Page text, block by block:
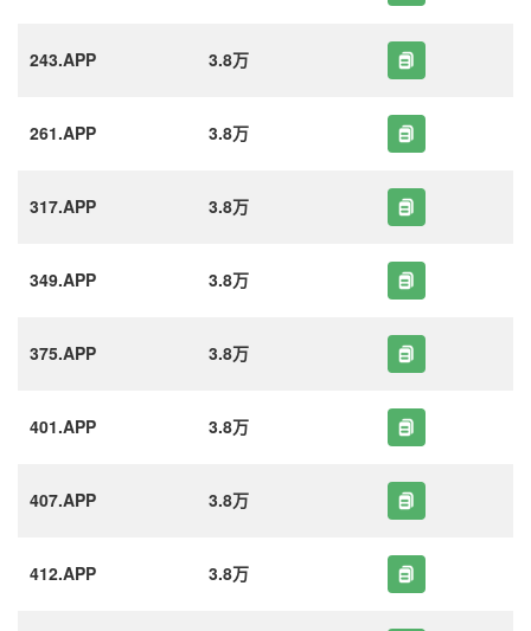
243.APP 3.8万
261.APP 3.8万
317.APP 3.8万
349.APP 3.8万
375.APP 3.8万
401.APP 3.8万
407.APP 3.8万
412.APP 3.8万